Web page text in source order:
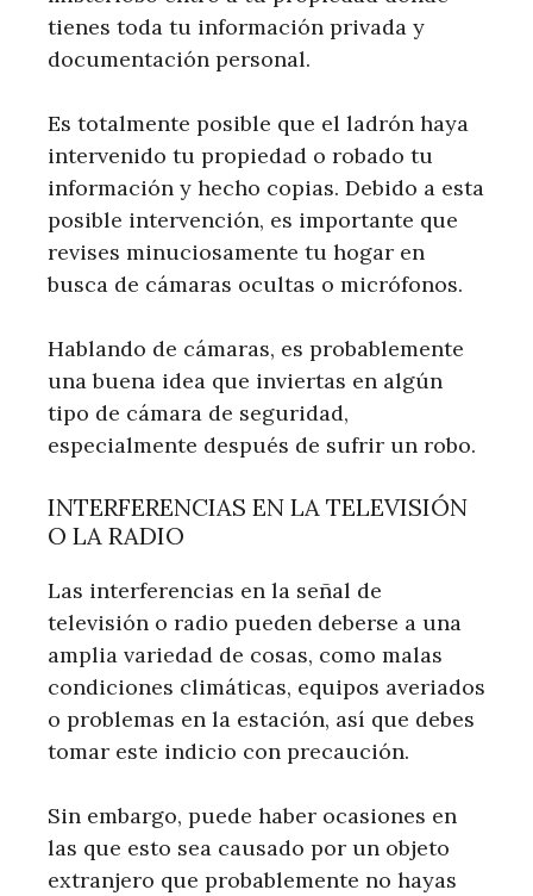
tienes toda tu información privada y
documentación personal.
Es totalmente posible que el ladrón haya
intervenido tu propiedad o robado tu
información y hecho copias. Debido a esta
posible intervención, es importante que
revises minuciosamente tu hogar en
busca de cámaras ocultas o micrófonos.
Hablando de cámaras, es probablemente
una buena idea que inviertas en algún
tipo de cámara de seguridad,
especialmente después de sufrir un robo.
INTERFERENCIAS EN LA TELEVISIÓN
O LA RADIO
Las interferencias en la señal de
televisión o radio pueden deberse a una
amplia variedad de cosas, como malas
condiciones climáticas, equipos averiados
o problemas en la estación, así que debes
tomar este indicio con precaución.
Sin embargo, puede haber ocasiones en
las que esto sea causado por un objeto
extranjero que probablemente no hayas